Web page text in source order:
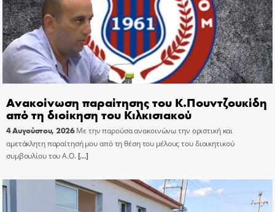
Ανακοίνωση παραίτησης του Κ.Πουντζουκίδη
από τη διοίκηση του Κιλκισιακού
4 Αυγούστου, 2026 Με την παρούσα ανακοινώνω την οριστική και
αμετάκλητη παραίτησή μου από τη θέση του μέλους του διοικητικού
συμβουλίου του Α.Ο.[…]